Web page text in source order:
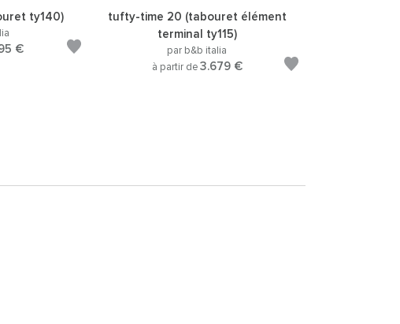
ty140)
€
tufty-time 20 (tabouret élément
terminal ty115)
par b&b italia
à partir de 3.679 €